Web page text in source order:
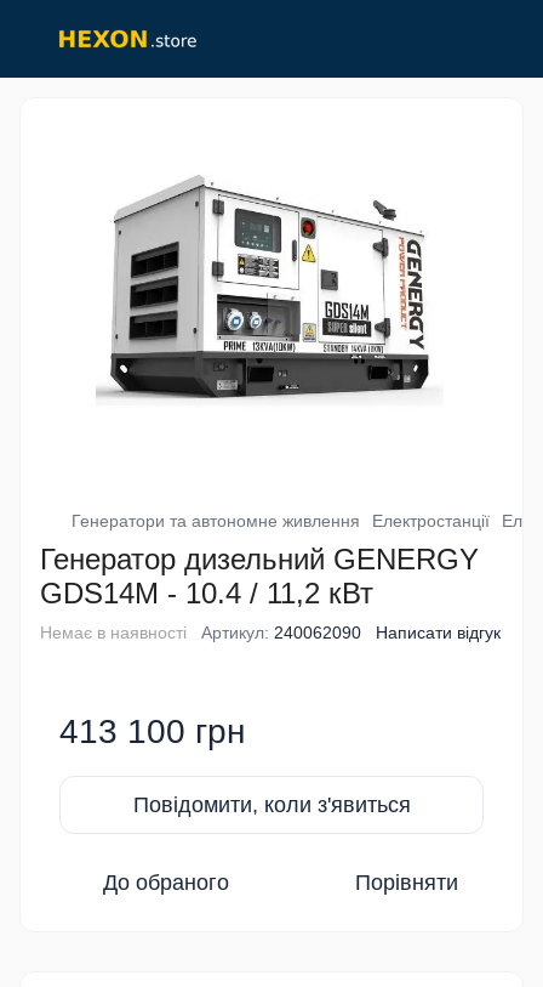
Генератори та автономне живлення Електростанції
Генератор дизельний GENERGY
GDS14M - 10.4 / 11,2 кВт
Немає в наявності Артикул: 240062090 Написати відгук
413 100 грн
Повідомити, коли з'явиться
До обраного Порівняти